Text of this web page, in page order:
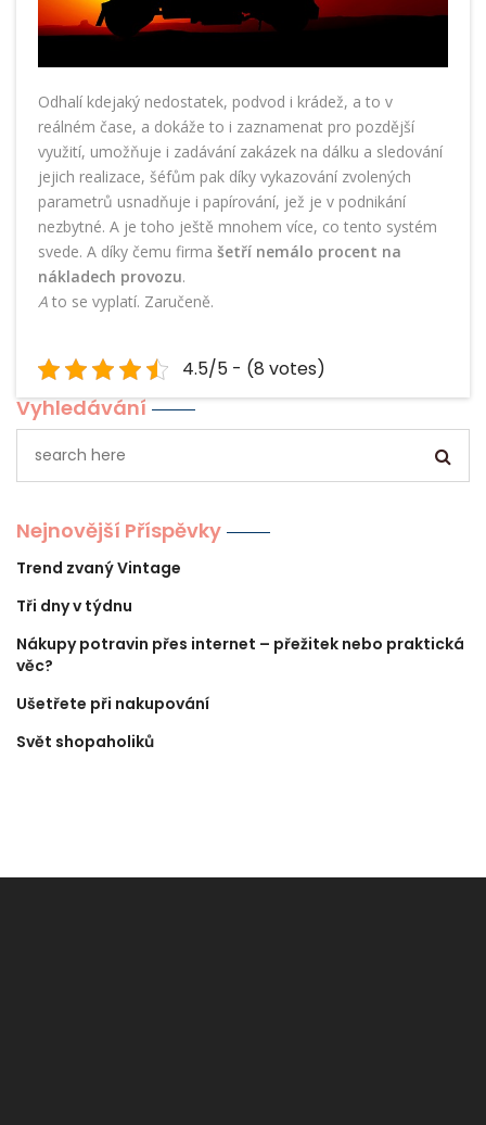
Odhalí kdejaký nedostatek, podvod i krádež, a to v
reálném čase, a dokáže to i zaznamenat pro pozdější
využití, umožňuje i zadávání zakázek na dálku a sledování
jejich realizace, šéfům pak díky vykazování zvolených
parametrů usnadňuje i papírování, jež je v podnikání
nezbytné. A je toho ještě mnohem více, co tento systém
svede. A díky čemu firma šetří nemálo procent na
nákladech provozu.
A to se vyplatí. Zaručeně.
4.5/5 - (8 votes)
Vyhledávání
Nejnovější Příspěvky
Trend zvaný Vintage
Tři dny v týdnu
Nákupy potravin přes internet – přežitek nebo praktická
věc?
Ušetřete při nakupování
Svět shopaholiků